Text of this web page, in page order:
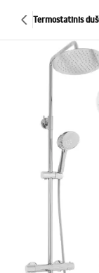
Termostatinis